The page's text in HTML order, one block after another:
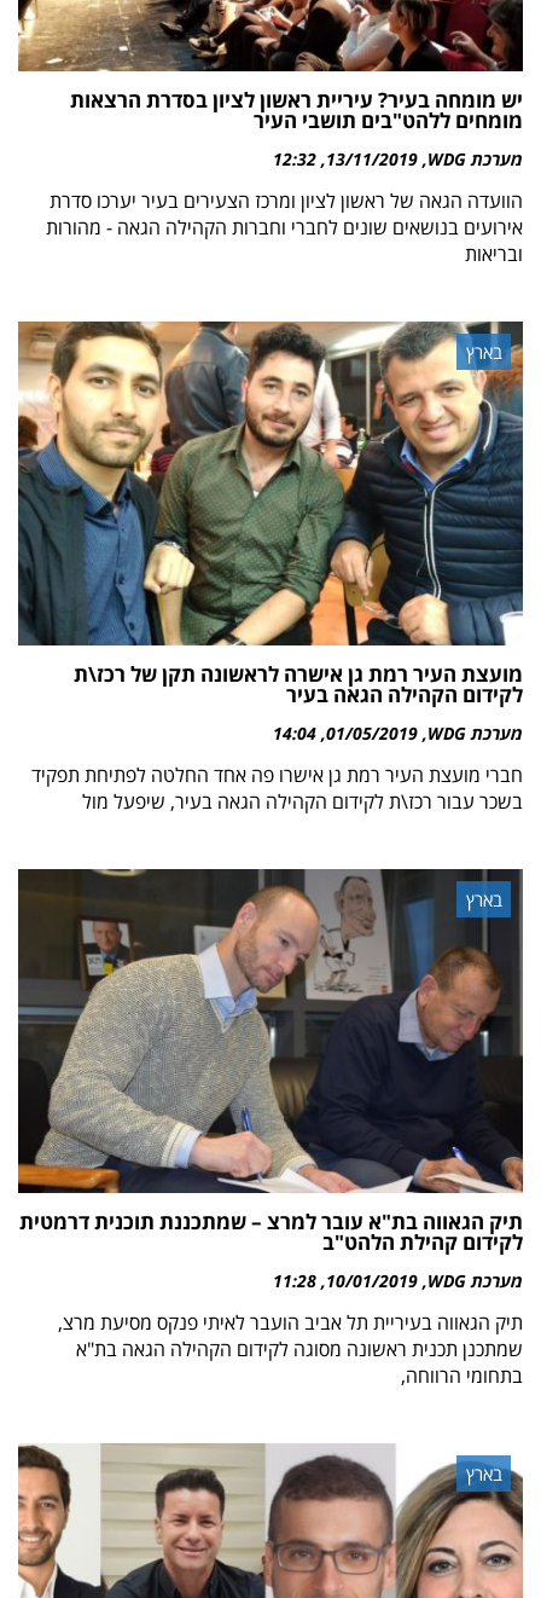
יש מומחה בעיר? עיריית ראשון לציון בסדרת הרצאות
מומחים ללהט"בים תושבי העיר
מערכת WDG 13/11/2019
12:32
הוועדה הגאה של ראשון לציון ומרכז הצעירים בעיר יערכו סדרת
אירועים בנושאים שונים לחברי וחברות הקהילה הגאה - מהורות
ובריאות
בארץ
מועצת העיר רמת גן אישרה לראשונה תקן של רכז\ת
לקידום הקהילה הגאה בעיר
מערכת WDG 01/05/2019
14:04
חברי מועצת העיר רמת גן אישרו פה אחד החלטה לפתיחת תפקיד
בשכר עבור רכז\ת לקידום הקהילה הגאה בעיר, שיפעל מול
בארץ
תיק הגאווה בת"א עובר למרצ – שמתכננת תוכנית דרמטית
לקידום קהילת הלהט"ב
מערכת WDG 10/01/2019
11:28
תיק הגאווה בעיריית תל אביב הועבר לאיתי פנקס מסיעת מרצ,
שמתכנן תכנית ראשונה מסוגה לקידום הקהילה הגאה בת"א
בתחומי הרווחה,
בארץ